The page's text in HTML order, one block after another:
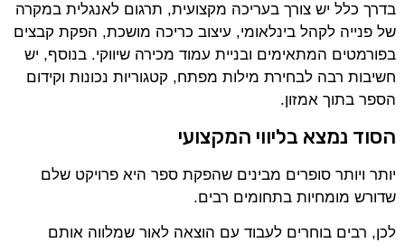
בדרך כלל יש צורך בעריכה מקצועית, תרגום לאנגלית במקרה
של פנייה לקהל בינלאומי, עיצוב כריכה מושכת, הפקת קבצים
בפורמטים המתאימים ובניית עמוד מכירה שיווקי. בנוסף, יש
חשיבות רבה לבחירת מילות מפתח, קטגוריות נכונות וקידום
הספר בתוך אמזון.
הסוד נמצא בליווי המקצועי
יותר ויותר סופרים מבינים שהפקת ספר היא פרויקט שלם
שדורש מומחיות בתחומים רבים.
לכן, רבים בוחרים לעבוד עם הוצאה לאור שמלווה אותם